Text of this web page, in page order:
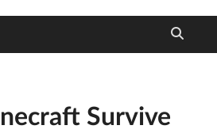
Survive